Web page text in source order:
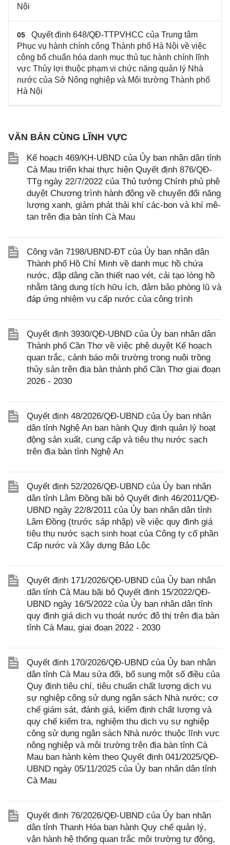
Nội
05
Quyết định 648/QĐ-TTPVHCC của Trung tâm
Phục vụ hành chính công Thành phố Hà Nội về việc
công bố chuẩn hóa danh mục thủ tục hành chính lĩnh
vực Thủy lợi thuộc phạm vi chức năng quản lý Nhà
nước của Sở Nông nghiệp và Môi trường Thành phố
Hà Nội
VĂN BẢN CÙNG LĨNH VỰC
Kế hoạch 469/KH-UBND của Ủy ban nhân dân tỉnh
Cà Mau triển khai thực hiện Quyết định 876/QĐ-
TTg ngày 22/7/2022 của Thủ tướng Chính phủ phê
duyệt Chương trình hành động về chuyển đổi năng
lượng xanh, giảm phát thải khí các-bon và khí mê-
tan trên địa bàn tỉnh Cà Mau
Công văn 7198/UBND-ĐT của Ủy ban nhân dân
Thành phố Hồ Chí Minh về danh mục hồ chứa
nước, đập dâng cần thiết nạo vét, cải tạo lòng hồ
nhằm tăng dung tích hữu ích, đảm bảo phòng lũ và
đáp ứng nhiệm vụ cấp nước của công trình
Quyết định 3930/QĐ-UBND của Ủy ban nhân dân
Thành phố Cần Thơ về việc phê duyệt Kế hoạch
quan trắc, cảnh báo môi trường trong nuôi trồng
thủy sản trên địa bàn thành phố Cần Thơ giai đoạn
2026 - 2030
Quyết định 48/2026/QĐ-UBND của Ủy ban nhân
dân tỉnh Nghệ An ban hành Quy định quản lý hoạt
động sản xuất, cung cấp và tiêu thụ nước sạch
trên địa bàn tỉnh Nghệ An
Quyết định 52/2026/QĐ-UBND của Ủy ban nhân
dân tỉnh Lâm Đồng bãi bỏ Quyết định 46/2011/QĐ-
UBND ngày 22/8/2011 của Ủy ban nhân dân tỉnh
Lâm Đồng (trước sáp nhập) về việc quy định giá
tiêu thụ nước sạch sinh hoạt của Công ty cổ phần
Cấp nước và Xây dựng Bảo Lộc
Quyết định 171/2026/QĐ-UBND của Ủy ban nhân
dân tỉnh Cà Mau bãi bỏ Quyết định 15/2022/QĐ-
UBND ngày 16/5/2022 của Ủy ban nhân dân tỉnh
quy định giá dịch vụ thoát nước đô thị trên địa bàn
tỉnh Cà Mau, giai đoạn 2022 - 2030
Quyết định 170/2026/QĐ-UBND của Ủy ban nhân
dân tỉnh Cà Mau sửa đổi, bổ sung một số điều của
Quy định tiêu chí, tiêu chuẩn chất lượng dịch vụ
sự nghiệp công sử dụng ngân sách Nhà nước; cơ
chế giám sát, đánh giá, kiểm định chất lượng và
quy chế kiểm tra, nghiệm thu dịch vụ sự nghiệp
công sử dụng ngân sách Nhà nước thuộc lĩnh vực
nông nghiệp và môi trường trên địa bàn tỉnh Cà
Mau ban hành kèm theo Quyết định 041/2025/QĐ-
UBND ngày 05/11/2025 của Ủy ban nhân dân tỉnh
Cà Mau
Quyết định 76/2026/QĐ-UBND của Ủy ban nhân
dân tỉnh Thanh Hóa ban hành Quy chế quản lý,
vận hành hệ thống quan trắc môi trường tự động,